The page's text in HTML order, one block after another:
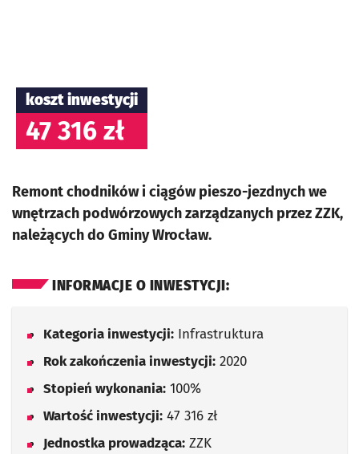
koszt inwestycji
47 316 zł
Remont chodników i ciągów pieszo-jezdnych we
wnętrzach podwórzowych zarządzanych przez ZZK,
należących do Gminy Wrocław.
INFORMACJE O INWESTYCJI:
Kategoria inwestycji: Infrastruktura
Rok zakończenia inwestycji: 2020
Stopień wykonania: 100%
Wartość inwestycji: 47 316 zł
Jednostka prowadząca: ZZK